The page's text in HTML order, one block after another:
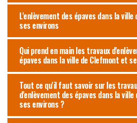
L'enlèvement des épaves dans la
ses environs
Qui prend en main les travaux
épaves dans la ville de Clefmont et
Tout ce qu'il faut savoir sur les
d'enlèvement des épaves dans la
ses environs ?